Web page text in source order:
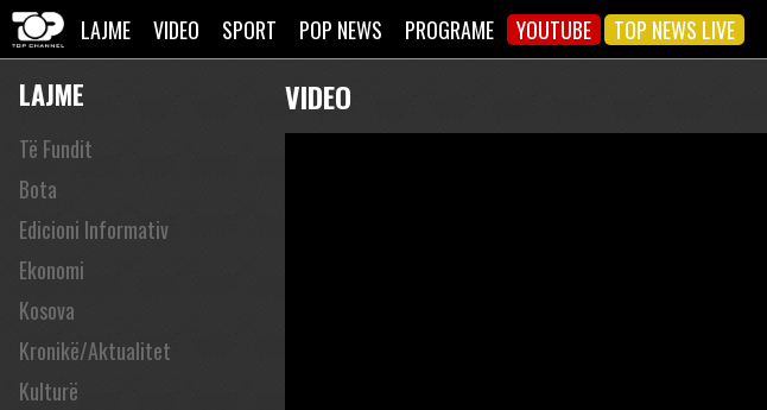
LAJME VIDEO SPORT POP NEWS PROGRAME YOUTUBE TOP NEWS LIVE
LAJME
Të Fundit
Bota
Edicioni Informativ
Ekonomi
Kosova
Kronikë/Aktualitet
Kulturë
VIDEO